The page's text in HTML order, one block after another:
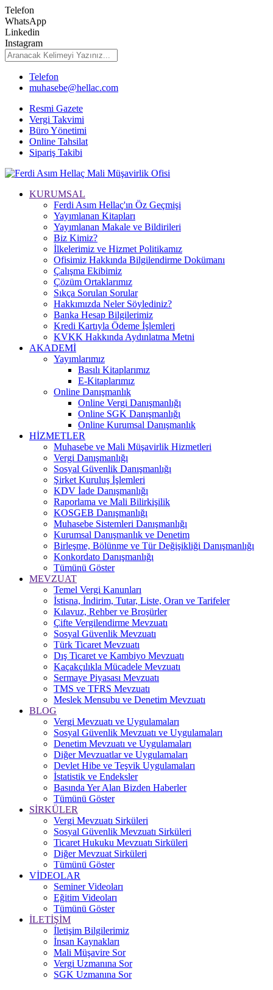
Telefon
WhatsApp
Linkedin
Instagram
Telefon
muhasebe@hellac.com
Resmi Gazete
Vergi Takvimi
Büro Yönetimi
Online Tahsilat
Sipariş Takibi
KURUMSAL
Ferdi Asım Hellaç'ın Öz Geçmişi
Yayımlanan Kitapları
Yayımlanan Makale ve Bildirileri
Biz Kimiz?
İlkelerimiz ve Hizmet Politikamız
Ofisimiz Hakkında Bilgilendirme Dokümanı
Çalışma Ekibimiz
Çözüm Ortaklarımız
Sıkça Sorulan Sorular
Hakkımızda Neler Söylediniz?
Banka Hesap Bilgilerimiz
Kredi Kartıyla Ödeme İşlemleri
KVKK Hakkında Aydınlatma Metni
AKADEMİ
Yayımlarımız
Basılı Kitaplarımız
E-Kitaplarımız
Online Danışmanlık
Online Vergi Danışmanlığı
Online SGK Danışmanlığı
Online Kurumsal Danışmanlık
HİZMETLER
Muhasebe ve Mali Müşavirlik Hizmetleri
Vergi Danışmanlığı
Sosyal Güvenlik Danışmanlığı
Şirket Kuruluş İşlemleri
KDV İade Danışmanlığı
Raporlama ve Mali Bilirkişilik
KOSGEB Danışmanlığı
Muhasebe Sistemleri Danışmanlığı
Kurumsal Danışmanlık ve Denetim
Birleşme, Bölünme ve Tür Değişikliği Danışmanlığı
Konkordato Danışmanlığı
Tümünü Göster
MEVZUAT
Temel Vergi Kanunları
İstisna, İndirim, Tutar, Liste, Oran ve Tarifeler
Kılavuz, Rehber ve Broşürler
Çifte Vergilendirme Mevzuatı
Sosyal Güvenlik Mevzuatı
Türk Ticaret Mevzuatı
Dış Ticaret ve Kambiyo Mevzuatı
Kaçakçılıkla Mücadele Mevzuatı
Sermaye Piyasası Mevzuatı
TMS ve TFRS Mevzuatı
Meslek Mensubu ve Denetim Mevzuatı
BLOG
Vergi Mevzuatı ve Uygulamaları
Sosyal Güvenlik Mevzuatı ve Uygulamaları
Denetim Mevzuatı ve Uygulamaları
Diğer Mevzuatlar ve Uygulamaları
Devlet Hibe ve Teşvik Uygulamaları
İstatistik ve Endeksler
Basında Yer Alan Bizden Haberler
Tümünü Göster
SİRKÜLER
Vergi Mevzuatı Sirküleri
Sosyal Güvenlik Mevzuatı Sirküleri
Ticaret Hukuku Mevzuatı Sirküleri
Diğer Mevzuat Sirküleri
Tümünü Göster
VİDEOLAR
Seminer Videoları
Eğitim Videoları
Tümünü Göster
İLETİŞİM
İletişim Bilgilerimiz
İnsan Kaynakları
Mali Müşavire Sor
Vergi Uzmanına Sor
SGK Uzmanına Sor